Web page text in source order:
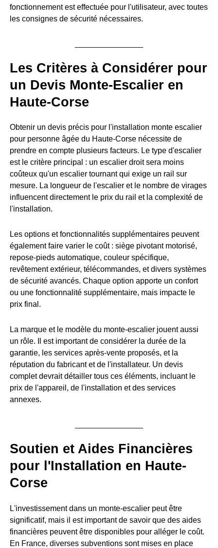
fonctionnement est effectuée pour l'utilisateur, avec toutes
les consignes de sécurité nécessaires.
Les Critères à Considérer pour
un Devis Monte-Escalier en
Haute-Corse
Obtenir un devis précis pour l'installation monte escalier
pour personne âgée du Haute-Corse nécessite de
prendre en compte plusieurs facteurs. Le type d'escalier
est le critère principal : un escalier droit sera moins
coûteux qu'un escalier tournant qui exige un rail sur
mesure. La longueur de l'escalier et le nombre de virages
influencent directement le prix du rail et la complexité de
l'installation.
Les options et fonctionnalités supplémentaires peuvent
également faire varier le coût : siège pivotant motorisé,
repose-pieds automatique, couleur spécifique,
revêtement extérieur, télécommandes, et divers systèmes
de sécurité avancés. Chaque option apporte un confort
ou une fonctionnalité supplémentaire, mais impacte le
prix final.
La marque et le modèle du monte-escalier jouent aussi
un rôle. Il est important de considérer la durée de la
garantie, les services après-vente proposés, et la
réputation du fabricant et de l'installateur. Un devis
complet devrait détailler tous ces éléments, incluant le
prix de l'appareil, de l'installation et des services
annexes.
Soutien et Aides Financières
pour l'Installation en Haute-
Corse
L'investissement dans un monte-escalier peut être
significatif, mais il est important de savoir que des aides
financières peuvent être disponibles pour alléger le coût.
En France, diverses subventions sont mises en place